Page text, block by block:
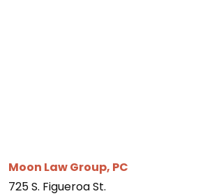
Moon Law Group, PC
725 S. Figueroa St.